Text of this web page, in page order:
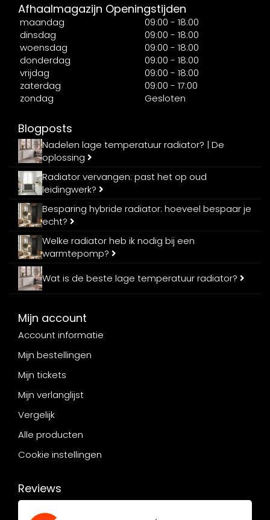
Afhaalmagazijn Openingstijden
maandag
09:00 - 18:00
dinsdag
09:00 - 18:00
woensdag
09:00 - 18:00
donderdag
09:00 - 18:00
vrijdag
09:00 - 18:00
zaterdag
09:00 - 17:00
zondag
Gesloten
Blogposts
Nadelen lage temperatuur radiator? | De
oplossing
Radiator vervangen: past het op oud
leidingwerk?
Besparing hybride radiator: hoeveel bespaar je
echt?
Welke radiator heb ik nodig bij een
warmtepomp?
Wat is de beste lage temperatuur radiator?
Mijn account
Account informatie
Mijn bestellingen
Mijn tickets
Mijn verlanglijst
Vergelijk
Alle producten
Cookie instellingen
Reviews